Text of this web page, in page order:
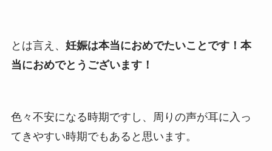
とは言え、 妊娠は本当におめでたいことです！本
当におめでとうございます！
色々不安になる時期ですし、周りの声が耳に入っ
てきやすい時期でもあると思います。